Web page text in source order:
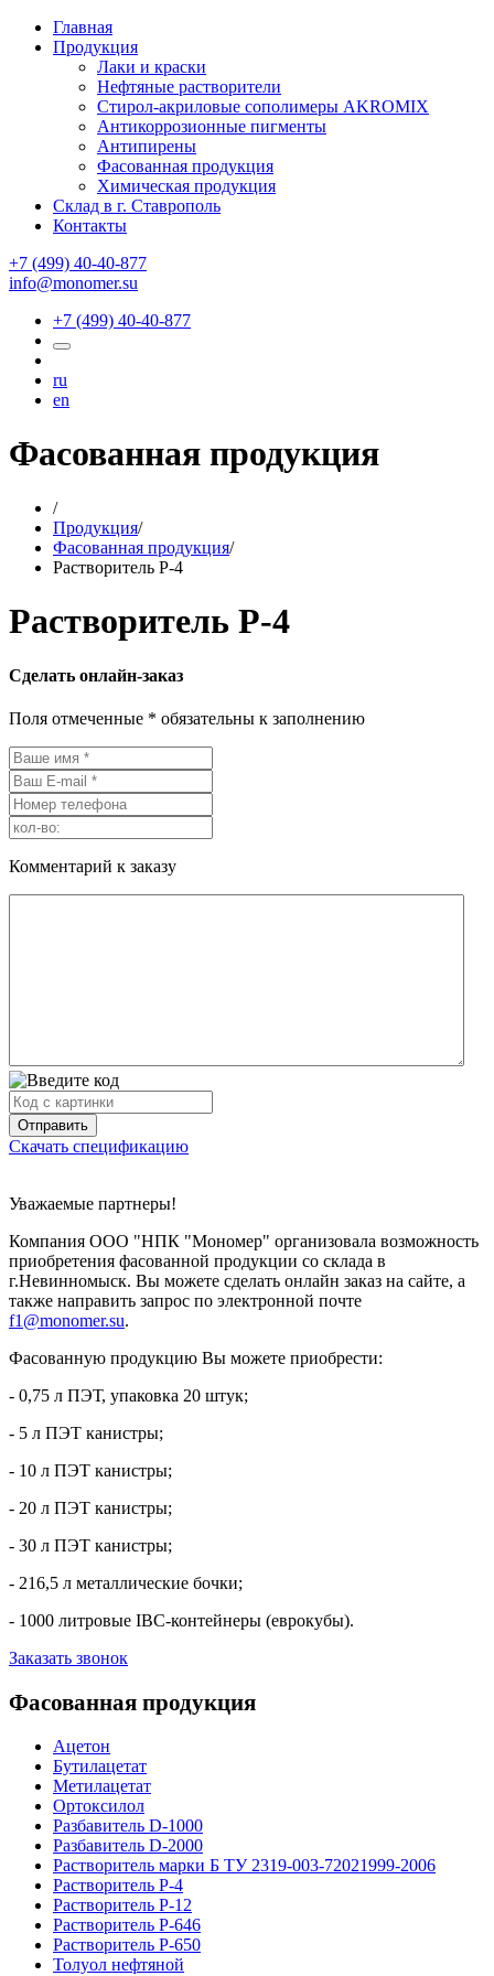
Главная
Продукция
Лаки и краски
Нефтяные растворители
Стирол-акриловые сополимеры AKROMIX
Антикоррозионные пигменты
Антипирены
Фасованная продукция
Химическая продукция
Склад в г. Ставрополь
Контакты
+7 (499) 40-40-877
info@monomer.su
+7 (499) 40-40-877
ru
en
Фасованная продукция
/
Продукция/
Фасованная продукция/
Растворитель Р-4
Растворитель Р-4
Сделать онлайн-заказ
Поля отмеченные * обязательны к заполнению
Комментарий к заказу
Скачать спецификацию
Уважаемые партнеры!
Компания ООО "НПК "Мономер" организовала возможность
приобретения фасованной продукции со склада в
г.Невинномыск. Вы можете сделать онлайн заказ на сайте, а
также направить запрос по электронной почте
f1@monomer.su.
Фасованную продукцию Вы можете приобрести:
- 0,75 л ПЭТ, упаковка 20 штук;
- 5 л ПЭТ канистры;
- 10 л ПЭТ канистры;
- 20 л ПЭТ канистры;
- 30 л ПЭТ канистры;
- 216,5 л металлические бочки;
- 1000 литровые IBC-контейнеры (еврокубы).
Заказать звонок
Фасованная продукция
Ацетон
Бутилацетат
Метилацетат
Ортоксилол
Разбавитель D-1000
Разбавитель D-2000
Растворитель марки Б ТУ 2319-003-72021999-2006
Растворитель Р-4
Растворитель Р-12
Растворитель Р-646
Растворитель Р-650
Толуол нефтяной